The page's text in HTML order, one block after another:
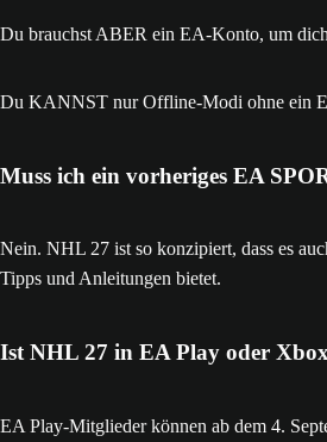
Du brauchst ABER ein EA-Konto, um
Du KANNST nur Offline-Modi ohne ein
Muss ich ein vorheriges EA
Nein. NHL 27 ist so konzipiert, dass es
Tipps und Anleitungen bietet.
Ist NHL 27 in EA Play oder
EA Play-Mitglieder können ab dem 4.